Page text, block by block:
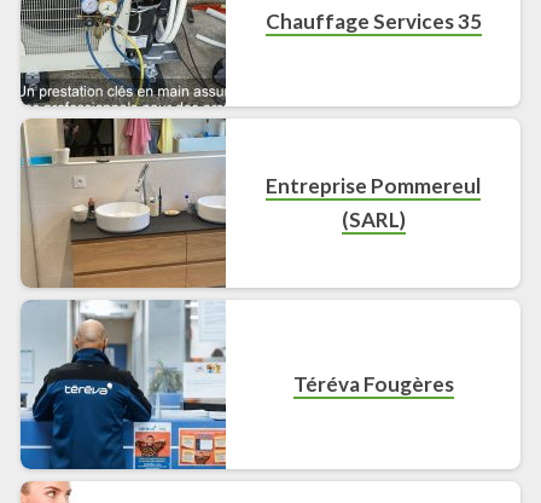
Chauffage Services 35
Entreprise Pommereul
(SARL)
Téréva Fougères